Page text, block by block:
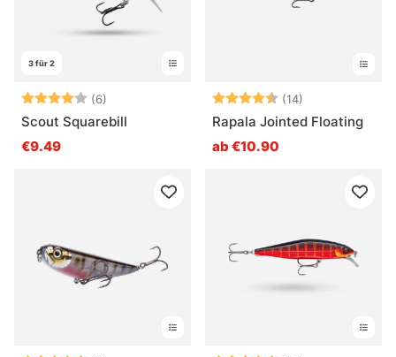
3 für 2
Bewertung:(6)
4.0 von 5 Sternen
Scout Squarebill
€9.49
Bewertung:(14)
Rapala Jointed Floating
ab €10.90